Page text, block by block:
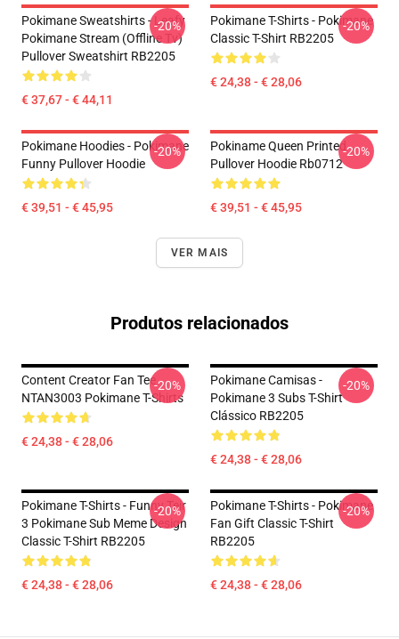
Pokimane Sweatshirts - Leafy
Pokimane Stream (Offline Tv)
Pullover Sweatshirt RB2205
€ 37,67 - € 44,11
-20%
Pokimane T-Shirts - Pokimane
Classic T-Shirt RB2205
€ 24,38 - € 28,06
-20%
Pokimane Hoodies - Pokimane
Funny Pullover Hoodie
€ 39,51 - € 45,95
-20%
Pokiname Queen Printed
Pullover Hoodie Rb0712
€ 39,51 - € 45,95
-20%
VER MAIS
Produtos relacionados
Content Creator Fan Tee
NTAN3003 Pokimane T-Shirts
€ 24,38 - € 28,06
-20%
Pokimane Camisas -
Pokimane 3 Subs T-Shirt
Clássico RB2205
€ 24,38 - € 28,06
-20%
Pokimane T-Shirts - Funny Teir
3 Pokimane Sub Meme Design
Classic T-Shirt RB2205
€ 24,38 - € 28,06
-20%
Pokimane T-Shirts - Pokimane
Fan Gift Classic T-Shirt
RB2205
€ 24,38 - € 28,06
-20%